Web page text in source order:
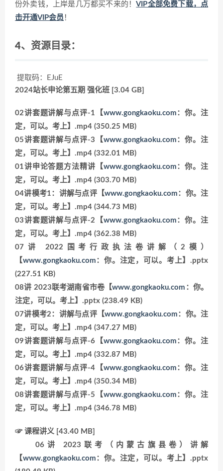
份外卖钱，上岸是几万都买不来的！VIP全部免费下载，点
击开通VIP会员 ！
4、资源目录：
提取码：EJuE
2024站长申论第五期 强化班 [3.04 GB]
02讲套题讲解与点评-1【www.gongkaoku.com ：你。注
定，可以。考上】.mp4 (350.25 MB)
05讲套题讲解与点评-3【www.gongkaoku.com ：你。注
定，可以。考上】.mp4 (332.01 MB)
01讲申论答题方法精讲【www.gongkaoku.com ：你。注
定，可以。考上】.mp4 (303.70 MB)
04讲模考1：讲解与点评【www.gongkaoku.com ：你。注
定，可以。考上】.mp4 (344.73 MB)
03讲套题讲解与点评-2【www.gongkaoku.com ：你。注
定，可以。考上】.mp4 (362.38 MB)
07讲 2022国考行政执法卷讲解（2模）
【www.gongkaoku.com ：你。注定，可以。考上】.pptx
(227.51 KB)
08讲 2023联考湖南省市卷【www.gongkaoku.com ：你。
注定，可以。考上】.pptx (238.49 KB)
07讲模考2：讲解与点评【www.gongkaoku.com ：你。注
定，可以。考上】.mp4 (347.27 MB)
09讲套题讲解与点评-6【www.gongkaoku.com ：你。注
定，可以。考上】.mp4 (332.87 MB)
06讲套题讲解与点评-4【www.gongkaoku.com ：你。注
定，可以。考上】.mp4 (350.34 MB)
08讲套题讲解与点评-5【www.gongkaoku.com ：你。注
定，可以。考上】.mp4 (346.78 MB)
☞ 课程讲义 [43.40 MB]
06讲 2023联考（内蒙古旗县卷）讲解
【www.gongkaoku.com ：你。注定，可以。考上】.pptx